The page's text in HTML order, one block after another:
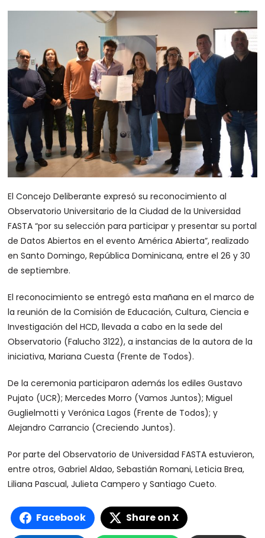
El Concejo Deliberante expresó su reconocimiento al
Observatorio Universitario de la Ciudad de la Universidad
FASTA “por su selección para participar y presentar su portal
de Datos Abiertos en el evento América Abierta”, realizado
en Santo Domingo, República Dominicana, entre el 26 y 30
de septiembre.
El reconocimiento se entregó esta mañana en el marco de
la reunión de la Comisión de Educación, Cultura, Ciencia e
Investigación del HCD, llevada a cabo en la sede del
Observatorio (Falucho 3122), a instancias de la autora de la
iniciativa, Mariana Cuesta (Frente de Todos).
De la ceremonia participaron además los ediles Gustavo
Pujato (UCR); Mercedes Morro (Vamos Juntos); Miguel
Guglielmotti y Verónica Lagos (Frente de Todos); y
Alejandro Carrancio (Creciendo Juntos).
Por parte del Observatorio de Universidad FASTA estuvieron,
entre otros, Gabriel Aldao, Sebastián Romani, Leticia Brea,
Liliana Pascual, Julieta Campero y Santiago Cueto.
Facebook Share on X